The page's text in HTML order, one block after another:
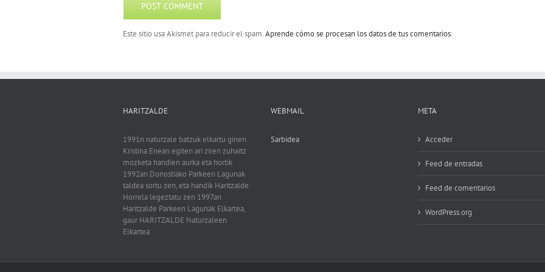
Este sitio usa Akismet para reducir el spam.Aprende cómo se procesan los datos de tus comentarios.
HARITZALDE
1991n naturzale batzuk elkartu ginen
Kristina Enean egiten ari ziren zuhaitz
mozketa handien aurka eta hortik
1992an Donostiako Parkeen Lagunak
taldea sortu zen, eta handik Haritzalde.
Horrela legeztatu zen 1997an
Haritzalde Parkeen Lagunak Elkartea,
gaur HARITZALDE Naturzaleen
Elkartea.
WEBMAIL
Sarbidea
META
Acceder
Feed de entradas
Feed de comentarios
WordPress.org